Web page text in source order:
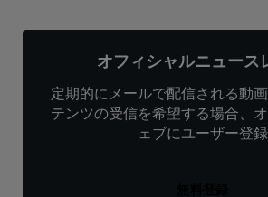
オフィシャルニュース
定期的にメールで配信される動
テンツの受信を希望する場合、
ェブにユーザー登録